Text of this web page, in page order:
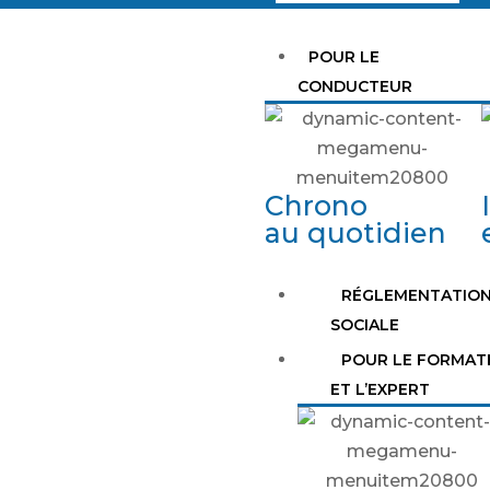
POUR LE
CONDUCTEUR
Chrono
au quotidien
RÉGLEMENTATION
SOCIALE
POUR LE
ET L’EXPERT